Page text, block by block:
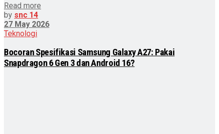
Read more
by snc 14
27 May 2026
Teknologi
Bocoran Spesifikasi Samsung Galaxy A27: Pakai
Snapdragon 6 Gen 3 dan Android 16?